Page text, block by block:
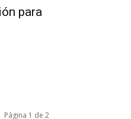
para
Página 1 de 2